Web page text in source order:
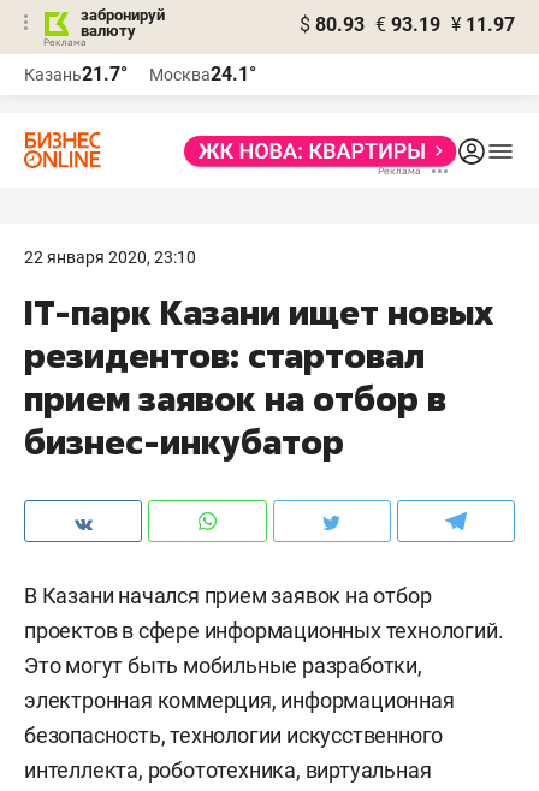
забронируй
валюту
$ 80.93 € 93.19 ¥ 11.97
Казань21.7° Москва24.1°
22 января 2020, 23:10
IT-парк Казани ищет новых
резидентов: стартовал
прием заявок на отбор в
бизнес-инкубатор
В Казани начался прием заявок на отбор
проектов в сфере информационных технологий.
Это могут быть мобильные разработки,
электронная коммерция, информационная
безопасность, технологии искусственного
интеллекта, робототехника, виртуальная